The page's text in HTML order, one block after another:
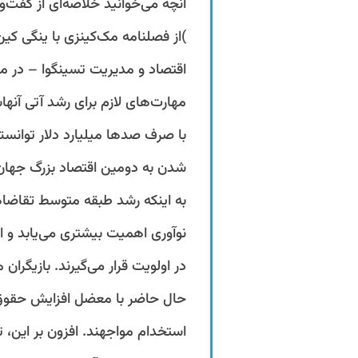
اقتصاد و مدیریت تسینگوا – در
مهارت‌های لازم برای رشد آتی
با صرف صدها میلیارد دلار
شدن به دومین اقتصاد بزرگ
به اینکه رشد طبقه متوسط
نوآوری اهمیت بیشتری می‌یابد
در اولویت قرار می‌گیرند.
حال حاضر با معضل افزایش
استخدام مواجهند. افزون بر